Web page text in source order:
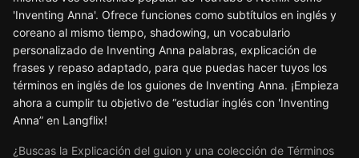
'Inventing Anna'. Ofrece funciones como subtítulos en inglés y
coreano al mismo tiempo, shadowing, un vocabulario
personalizado de Inventing Anna palabras, explicación de
frases y repaso adaptado, para que puedas hacer tuyos los
términos en inglés de los guiones de Inventing Anna. ¡Empieza
ahora a cumplir tu objetivo de “estudiar inglés con 'Inventing
Anna” en Langflix!
¿Buscas la Explicación del guion y una colección de Términos